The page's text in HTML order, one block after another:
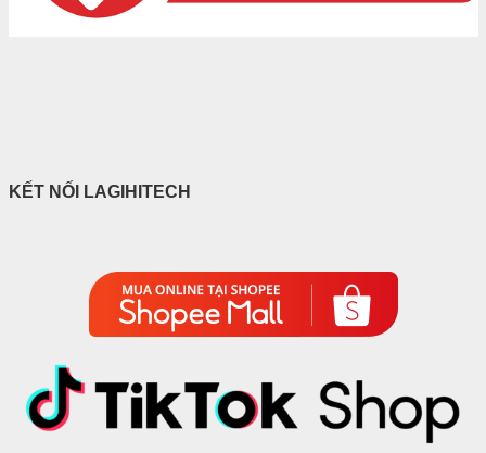
KẾT NỐI LAGIHITECH